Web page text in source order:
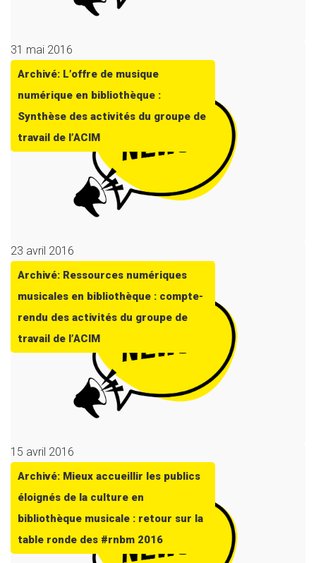
31 mai 2016
Archivé: L’offre de musique
numérique en bibliothèque :
Synthèse des activités du groupe de
travail de l’ACIM
23 avril 2016
Archivé: Ressources numériques
musicales en bibliothèque : compte-
rendu des activités du groupe de
travail de l’ACIM
15 avril 2016
Archivé: Mieux accueillir les publics
éloignés de la culture en
bibliothèque musicale : retour sur la
table ronde des #rnbm 2016